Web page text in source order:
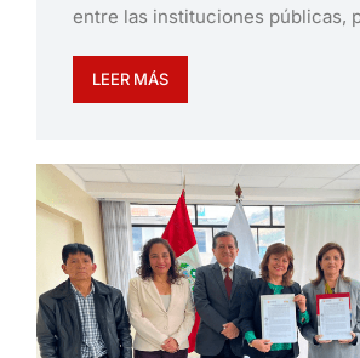
entre las instituciones públicas,
LEER MÁS